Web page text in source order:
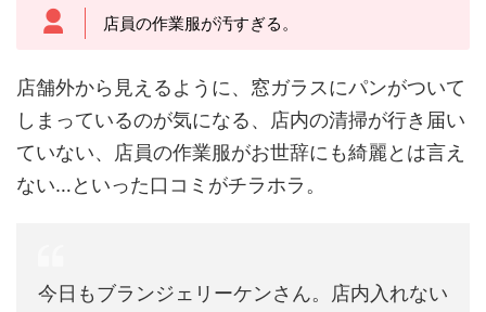
店員の作業服が汚すぎる。
店舗外から見えるように、窓ガラスにパンがついて
しまっているのが気になる、店内の清掃が行き届い
ていない、店員の作業服がお世辞にも綺麗とは言え
ない…といった口コミがチラホラ。
今日もブランジェリーケンさん。店内入れない